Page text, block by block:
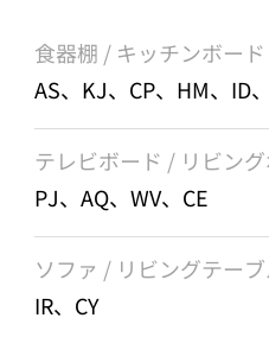
食器棚 / キッチンボード
AS、KJ、CP、HM、ID
テレビボード / リビン
PJ、AQ、WV、CE
ソファ / リビングテー
IR、CY